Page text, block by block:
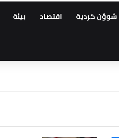
شوؤن كردية اقتصاد بيئة
حمص
تركيا تقيد